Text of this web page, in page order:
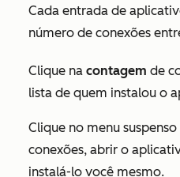
Cada entrada de
número de conexões
Clique na contagem de
lista de quem instalou o
Clique no menu suspenso
conexões, abrir o
instalá-lo você mesmo.